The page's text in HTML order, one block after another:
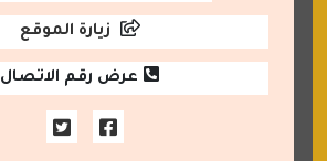
زيارة الموقع
عرض رقم الاتصال